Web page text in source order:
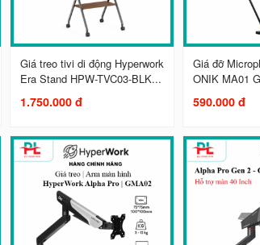
Giá treo tivi di động Hyperwork
Era Stand HPW-TVC03-BLK...
1.750.000 đ
Giá đỡ
ONIK MA01
590.000 đ